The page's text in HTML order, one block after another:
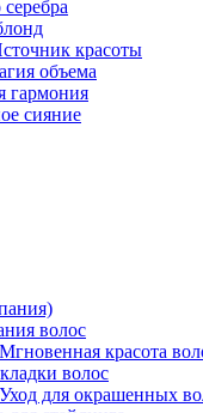
красоты
объема
гармония
сияние
волос
красота
волос
для окрашенных